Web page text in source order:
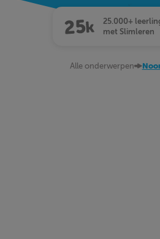
25.000+
met Slimleren
Alle onderwerpen